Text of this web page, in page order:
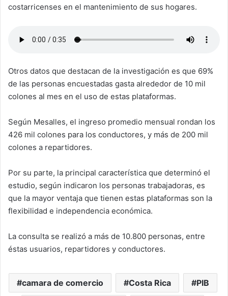
costarricenses en el mantenimiento de sus hogares.
Otros datos que destacan de la investigación es que 69%
de las personas encuestadas gasta alrededor de 10 mil
colones al mes en el uso de estas plataformas.
Según Mesalles, el ingreso promedio mensual rondan los
426 mil colones para los conductores, y más de 200 mil
colones a repartidores.
Por su parte, la principal característica que determinó el
estudio, según indicaron los personas trabajadoras, es
que la mayor ventaja que tienen estas plataformas son la
flexibilidad e independencia económica.
La consulta se realizó a más de 10.800 personas, entre
éstas usuarios, repartidores y conductores.
camara de comercio Costa Rica PIB